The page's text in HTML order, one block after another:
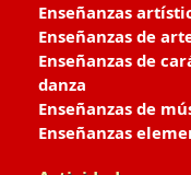
Enseñanzas
Enseñanzas de
Enseñanzas de
danza
Enseñanzas de
Enseñanzas